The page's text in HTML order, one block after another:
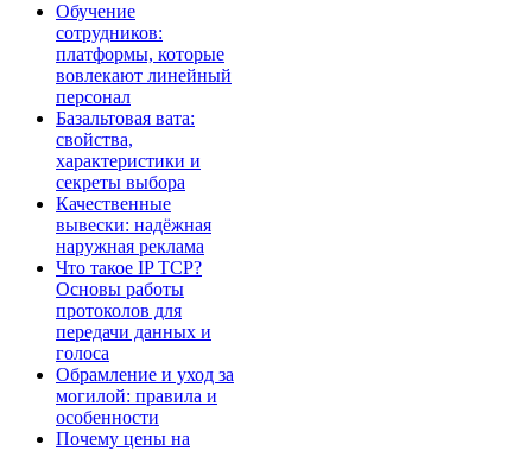
Обучение
сотрудников:
платформы, которые
вовлекают линейный
персонал
Базальтовая вата:
свойства,
характеристики и
секреты выбора
Качественные
вывески: надёжная
наружная реклама
Что такое IP TCP?
Основы работы
протоколов для
передачи данных и
голоса
Обрамление и уход за
могилой: правила и
особенности
Почему цены на